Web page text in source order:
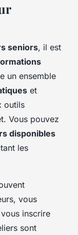
seniors, il est
un ensemble
et
outils
Vous pouvez
disponibles
les
vous
inscrire
sont